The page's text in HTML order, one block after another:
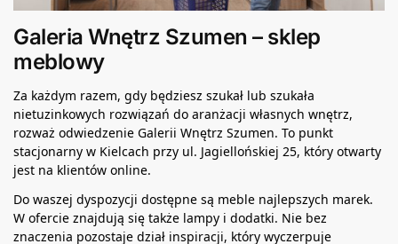
Galeria Wnętrz Szumen – sklep
meblowy
Za każdym razem, gdy będziesz szukał lub szukała
nietuzinkowych rozwiązań do aranżacji własnych wnętrz,
rozważ odwiedzenie Galerii Wnętrz Szumen. To punkt
stacjonarny w Kielcach przy ul. Jagiellońskiej 25, który otwarty
jest na klientów online.
Do waszej dyspozycji dostępne są meble najlepszych marek.
W ofercie znajdują się także lampy i dodatki. Nie bez
znaczenia pozostaje dział inspiracji, który wyczerpuje